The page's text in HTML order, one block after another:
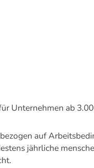
Unternehmen ab
auf
jährliche